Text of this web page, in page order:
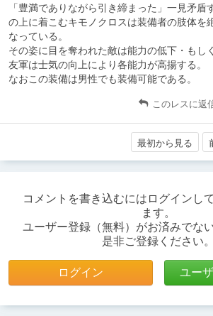
「豊満でありながら引き締まった」一見矛盾
の上に着こむキモノクロスは装備者の肢体を
なっている。
その姿に目を奪われた敵は能力の低下・もし
友軍は士気の向上により各能力が高揚する。
なおこの装備は男性でも装備可能である。
このレスに返
最初から見る
コメントを書き込むにはログインし
ます。
ユーザー登録（無料）がお済みでな
是非ご登録ください。
ログイン ユー